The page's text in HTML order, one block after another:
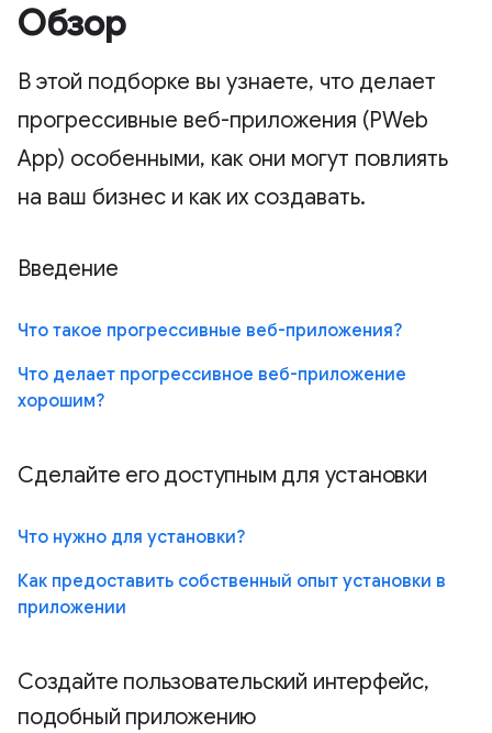
Обзор
В этой подборке вы узнаете, что делает
прогрессивные веб-приложения (PWeb
App) особенными, как они могут повлиять
на ваш бизнес и как их создавать.
Введение
Что такое прогрессивные веб-приложения?
Что делает прогрессивное веб-приложение
хорошим?
Сделайте его доступным для установки
Что нужно для установки?
Как предоставить собственный опыт установки в
приложении
Создайте пользовательский интерфейс,
подобный приложению